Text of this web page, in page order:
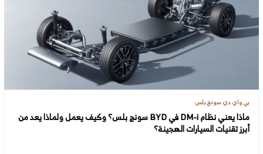
بي واي دي سونج بلس
ماذا يعني نظام DM-i في BYD سونج بلس؟ وكيف يعمل ولماذا يعد من
أبرز تقنيات السيارات الهجينة؟